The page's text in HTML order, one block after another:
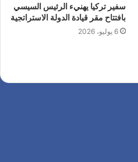
سفير تركيا يهنيء الرئيس السيسي
بافتتاح مقر قيادة الدولة الاستراتجية
6 يوليو، 2026